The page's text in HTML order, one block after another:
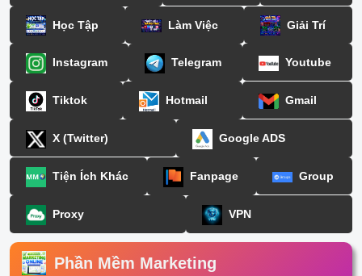
Học Tập Làm Việc Giải Trí
Instagram Telegram Youtube
Tiktok Hotmail Gmail
X (Twitter) Google ADS
Tiện Ích Khác Fanpage Group
Proxy VPN
Phần Mềm Marketing